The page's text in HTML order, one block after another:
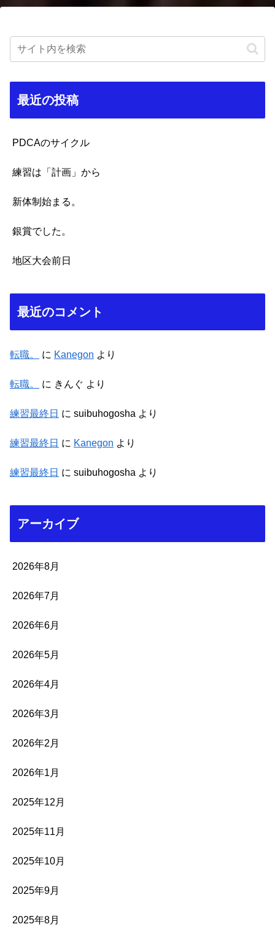
最近の投稿
PDCAのサイクル
練習は「計画」から
新体制始まる。
銀賞でした。
地区大会前日
最近のコメント
転職。 に Kanegon より
転職。 に きんぐ より
練習最終日 に suibuhogosha より
練習最終日 に Kanegon より
練習最終日 に suibuhogosha より
アーカイブ
2026年8月
2026年7月
2026年6月
2026年5月
2026年4月
2026年3月
2026年2月
2026年1月
2025年12月
2025年11月
2025年10月
2025年9月
2025年8月